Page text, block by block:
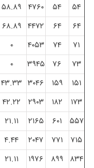
۵۴
۵۴ ۴۷۶۰ ۵۸.۸۹
۶۴
۶۴ ۴۴۷۲ ۶۸.۸۹
۷۱
۷۴ ۴۰۵۳ ۰
۷۳
۷۶ ۳۹۴۵ ۰
۱۵۱
۱۵۹ ۳۰۴۶ ۴۳.۳۳
۱۷۳
۱۸۲ ۲۹۰۳ ۴۲.۲۲
۵۵۷
۶۰۱ ۲۱۶۵ ۲۱.۱۱
۷۱۵
۷۷۱ ۲۰۴۷ ۴.۴۴
۸۳۴ ۸۹۹ ۱۹۷۶ ۲۱.۱۱